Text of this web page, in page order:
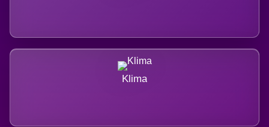
Klima